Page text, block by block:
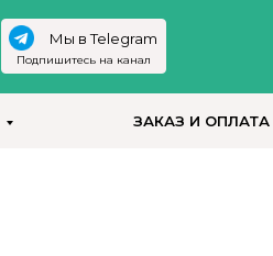
Мы в Telegram
Подпишитесь на канал
ЗАКАЗ И ОПЛАТА